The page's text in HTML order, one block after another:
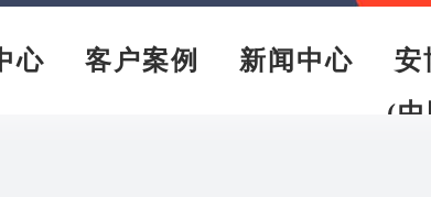
心 客户案例 新闻中心
安
(